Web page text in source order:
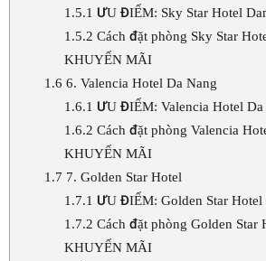
1.5.1 ƯU ĐIỂM: Sky Star Hotel
1.5.2 Cách đặt phòng Sky Star
KHUYẾN MÃI
1.6 6. Valencia Hotel Da Nang
1.6.1 ƯU ĐIỂM: Valencia Hotel Da
1.6.2 Cách đặt phòng Valencia
KHUYẾN MÃI
1.7 7. Golden Star Hotel
1.7.1 ƯU ĐIỂM: Golden Star Hotel
1.7.2 Cách đặt phòng Golden Star
KHUYẾN MÃI